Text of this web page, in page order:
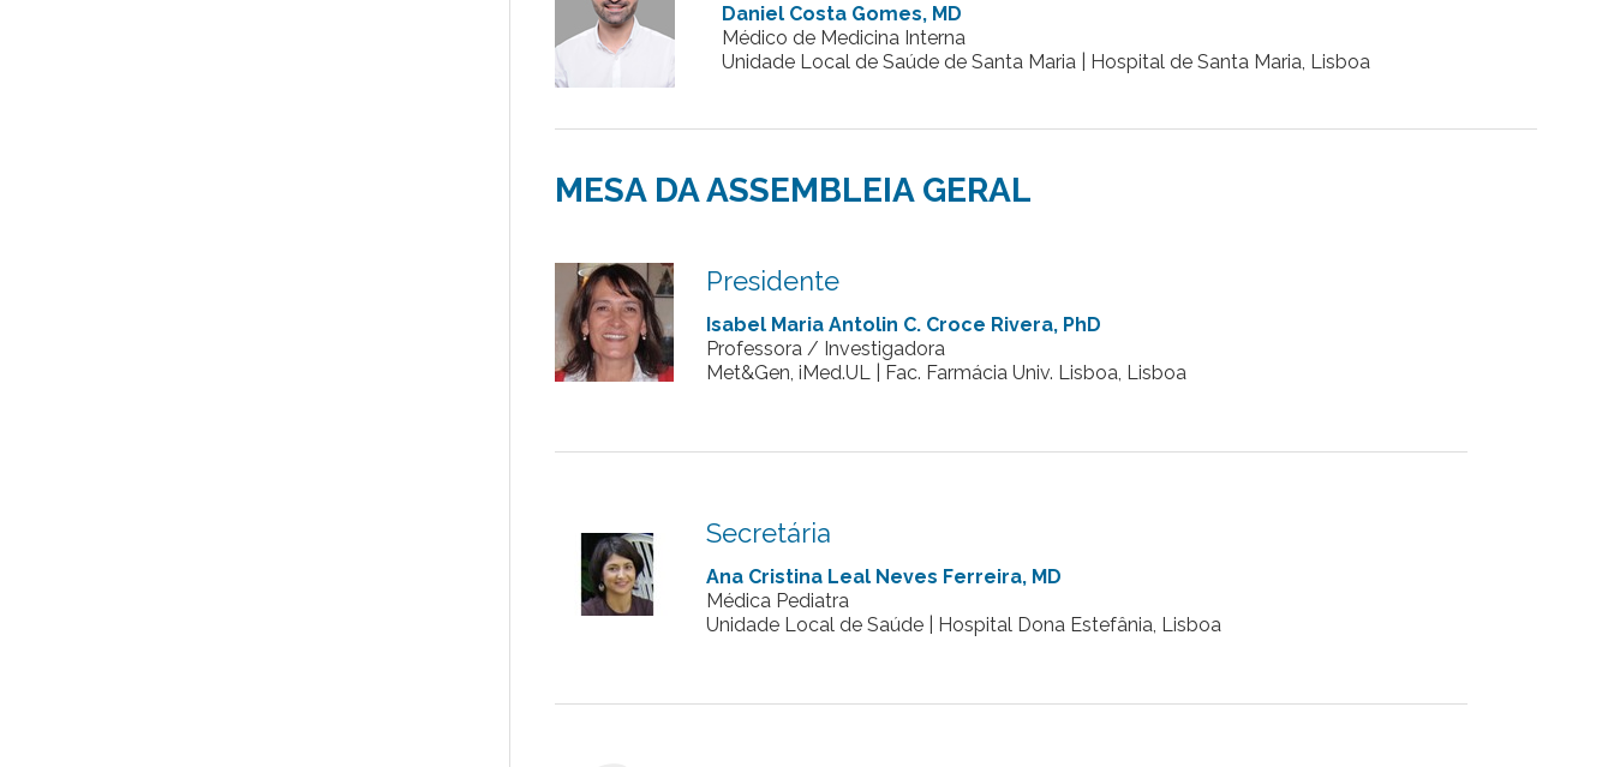
Daniel Costa Gomes, MD
Médico de Medicina Interna
Unidade Local de Saúde de Santa Maria | Hospital de Santa Maria, Lisboa
MESA DA ASSEMBLEIA GERAL
Presidente
Isabel Maria Antolin C. Croce Rivera, PhD
Professora / Investigadora
Met&Gen, iMed.UL | Fac. Farmácia Univ. Lisboa, Lisboa
Secretária
Ana Cristina Leal Neves Ferreira, MD
Médica Pediatra
Unidade Local de Saúde | Hospital Dona Estefânia, Lisboa